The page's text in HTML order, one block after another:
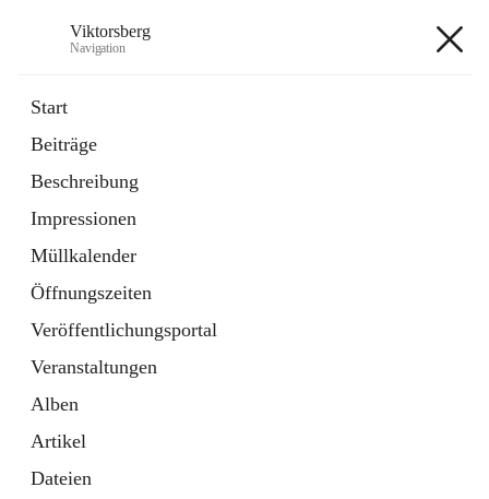
Viktorsberg
Navigation
Start
Beiträge
Beschreibung
Impressionen
Müllkalender
Öffnungszeiten
Veröffentlichungsportal
Veranstaltungen
Alben
Artikel
Dateien
1 Schnellzugriff
Bürgerservice
10 Schnellzugriffe